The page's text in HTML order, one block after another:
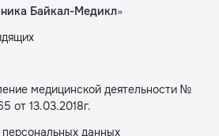
Байкал-Медикл»
медицинской деятельности №
от 13.03.2018г.
данных